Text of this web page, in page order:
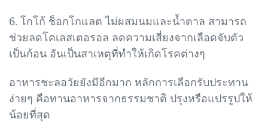
6. โกโก้ ช็อกโกแลต ไม่ผสมนมและน้ำตาล สามารถ
ช่วยลดโคเลสเตอรอล ลดความเสี่ยงจากเลือดจับตัว
เป็นก้อน อันเป็นสาเหตุที่ทำให้เกิดโรคต่างๆ
อาหารชะลอวัยยังมีอีกมาก หลักการเลือกรับประทาน
ง่ายๆ คือทานอาหารจากธรรมชาติ ปรุงหรือแปรรูปให้
น้อยที่สุด